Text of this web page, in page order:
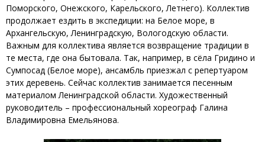
Поморского, Онежского, Карельского, Летнего). Коллектив
продолжает ездить в экспедиции: на Белое море, в
Архангельскую, Ленинградскую, Вологодскую области.
Важным для коллектива является возвращение традиции в
те места, где она бытовала. Так, например, в сёла Гридино и
Сумпосад (Белое море), ансамбль приезжал с репертуаром
этих деревень. Сейчас коллектив занимается песенным
материалом Ленинградской области. Художественный
руководитель – профессиональный хореограф Галина
Владимировна Емельянова.